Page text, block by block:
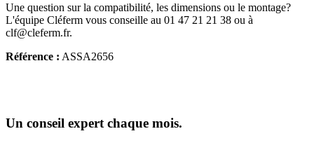
Une question sur la compatibilité, les dimensions ou le montage?
L'équipe Cléferm vous conseille au 01 47 21 21 38 ou à
clf@cleferm.fr.
Référence : ASSA2656
Un conseil expert chaque mois.